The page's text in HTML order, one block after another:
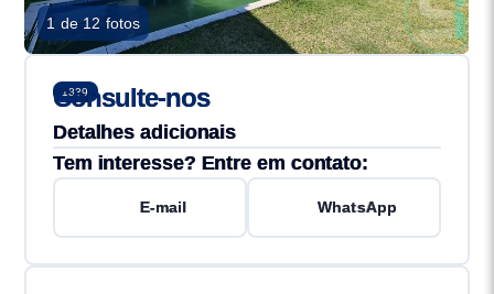
1 de 12 fotos
1839
Consulte-nos
Detalhes adicionais
Tem interesse? Entre em contato:
E-mail WhatsApp